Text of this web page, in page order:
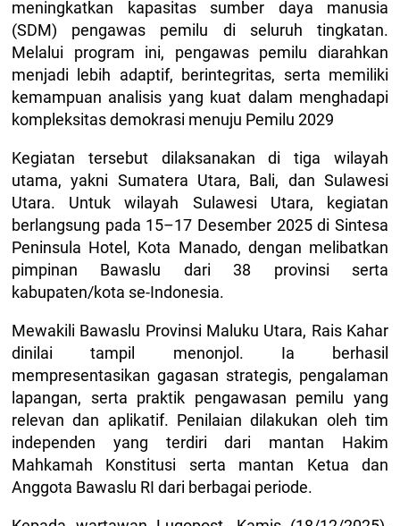
meningkatkan kapasitas sumber daya manusia
(SDM) pengawas pemilu di seluruh tingkatan.
Melalui program ini, pengawas pemilu diarahkan
menjadi lebih adaptif, berintegritas, serta memiliki
kemampuan analisis yang kuat dalam menghadapi
kompleksitas demokrasi menuju Pemilu 2029
Kegiatan tersebut dilaksanakan di tiga wilayah
utama, yakni Sumatera Utara, Bali, dan Sulawesi
Utara. Untuk wilayah Sulawesi Utara, kegiatan
berlangsung pada 15–17 Desember 2025 di Sintesa
Peninsula Hotel, Kota Manado, dengan melibatkan
pimpinan Bawaslu dari 38 provinsi serta
kabupaten/kota se-Indonesia.
Mewakili Bawaslu Provinsi Maluku Utara, Rais Kahar
dinilai tampil menonjol. Ia berhasil
mempresentasikan gagasan strategis, pengalaman
lapangan, serta praktik pengawasan pemilu yang
relevan dan aplikatif. Penilaian dilakukan oleh tim
independen yang terdiri dari mantan Hakim
Mahkamah Konstitusi serta mantan Ketua dan
Anggota Bawaslu RI dari berbagai periode.